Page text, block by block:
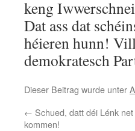
keng
Dat ass dat
héieren hunn!
demokratesch
Dieser Beitrag wurde unter
← Schued, datt déi Lénk
kommen!